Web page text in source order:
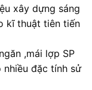
xây dựng sáng
kĩ thuật tiên tiến
,mái lợp SP
đặc tính sử